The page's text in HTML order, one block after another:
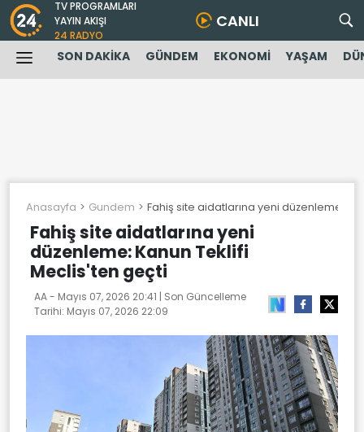
TV PROGRAMLARI
YAYIN AKIŞI
24 RADYO
CANLI
SON DAKİKA GÜNDEM EKONOMİ YAŞAM
Anasayfa Gundem Fahiş site aidatlarına yeni düzenleme:
Fahiş site aidatlarına yeni
düzenleme: Kanun Teklifi
Meclis'ten geçti
AA - Mayıs 07, 2026 20:41 | Son Güncelleme
Tarihi: Mayıs 07, 2026 22:09